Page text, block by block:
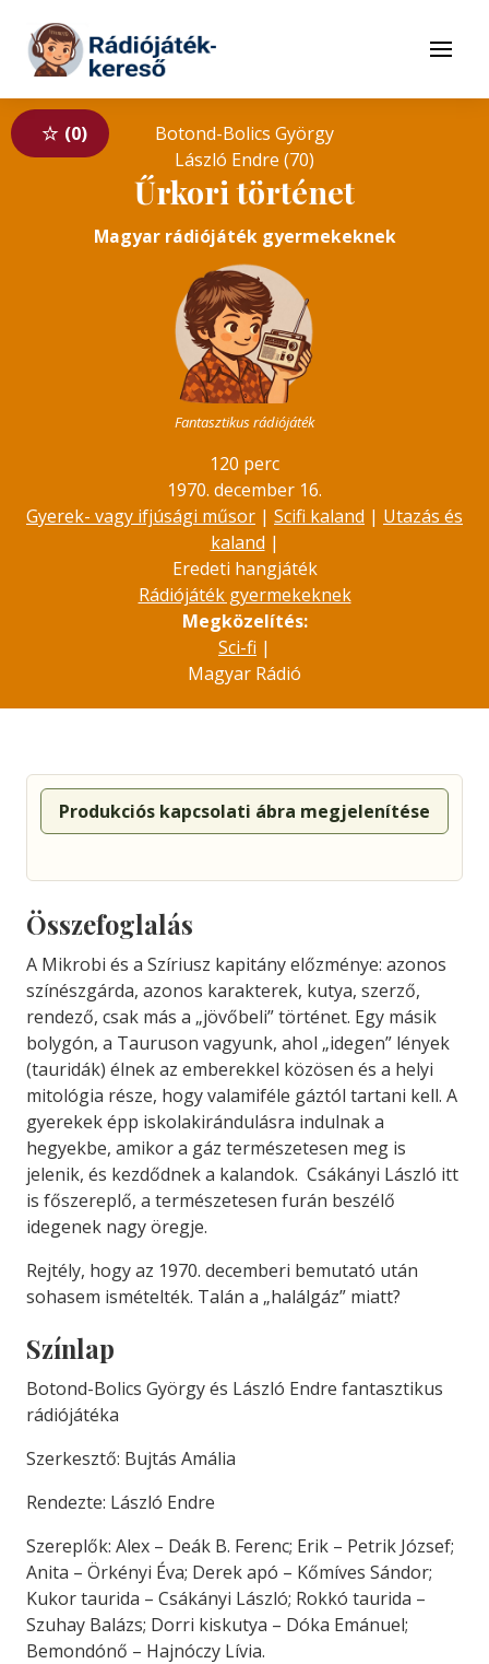
Tovább a tartalomhoz
Menü
0
Botond-Bolics György
László Endre (70)
Űrkori történet
Magyar rádiójáték gyermekeknek
Fantasztikus rádiójáték
120 perc
1970. december 16.
Gyerek- vagy ifjúsági műsor | Scifi kaland | Utazás és
kaland |
Eredeti hangjáték
Rádiójáték gyermekeknek
Megközelítés:
Sci-fi |
Magyar Rádió
Produkciós kapcsolati ábra megjelenítése
Összefoglalás
A Mikrobi és a Szíriusz kapitány előzménye: azonos
színészgárda, azonos karakterek, kutya, szerző,
rendező, csak más a „jövőbeli” történet. Egy másik
bolygón, a Tauruson vagyunk, ahol „idegen” lények
(tauridák) élnek az emberekkel közösen és a helyi
mitológia része, hogy valamiféle gáztól tartani kell. A
gyerekek épp iskolakirándulásra indulnak a
hegyekbe, amikor a gáz természetesen meg is
jelenik, és kezdődnek a kalandok. Csákányi László itt
is főszereplő, a természetesen furán beszélő
idegenek nagy öregje.
Rejtély, hogy az 1970. decemberi bemutató után
sohasem ismételték. Talán a „halálgáz” miatt?
Színlap
Botond-Bolics György és László Endre fantasztikus
rádiójátéka
Szerkesztő: Bujtás Amália
Rendezte: László Endre
Szereplők: Alex – Deák B. Ferenc; Erik – Petrik József;
Anita – Örkényi Éva; Derek apó – Kőmíves Sándor;
Kukor taurida – Csákányi László; Rokkó taurida –
Szuhay Balázs; Dorri kiskutya – Dóka Emánuel;
Bemondónő – Hajnóczy Lívia.